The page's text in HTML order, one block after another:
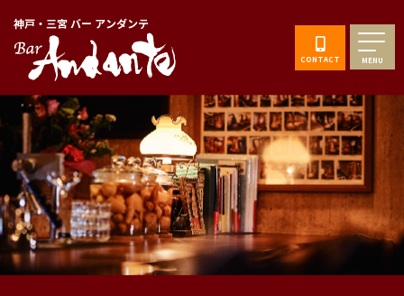
神戸・三宮 バー アンダンテ
CONTACT MENU